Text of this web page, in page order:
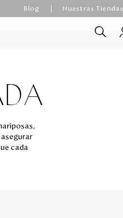
Blog Nuestras Tiendas
cada